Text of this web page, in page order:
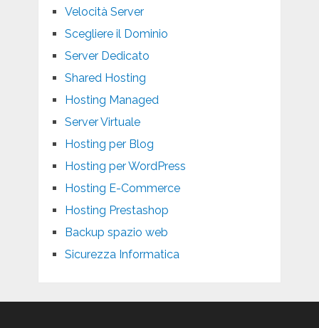
Velocità Server
Scegliere il Dominio
Server Dedicato
Shared Hosting
Hosting Managed
Server Virtuale
Hosting per Blog
Hosting per WordPress
Hosting E-Commerce
Hosting Prestashop
Backup spazio web
Sicurezza Informatica